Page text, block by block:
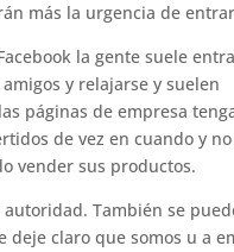
más la urgencia de
la gente suele
y relajarse y suelen
páginas de empresa
de vez en cuando y
vender sus productos.
autoridad. También se
deje claro que somos u a